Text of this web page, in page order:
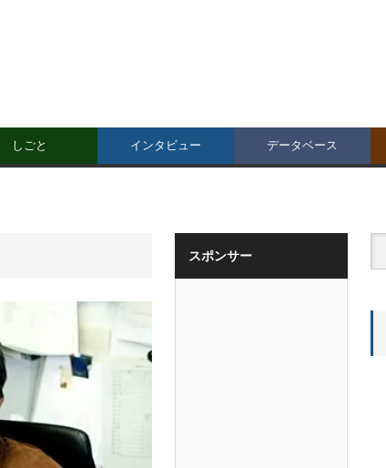
しごと インタビュー データベース
スポンサー